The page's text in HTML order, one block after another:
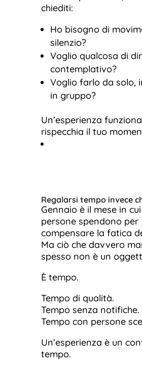
chiediti:
Ho bisogno di
silenzio?
Voglio qualcosa di
contemplativo?
Voglio farlo da solo,
in gruppo?
Un’esperienza
rispecchia il tuo
Regalarsi tempo invece
Gennaio è il mese in
persone spendono per
compensare la fatica
Ma ciò che davvero
spesso non è un
È tempo.
Tempo di qualità.
Tempo senza notifiche.
Tempo con persone
Un’esperienza è un
tempo.